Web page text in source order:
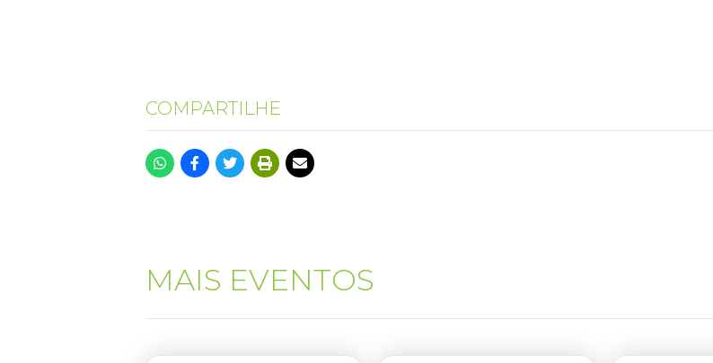
COMPARTILHE
MAIS EVENTOS